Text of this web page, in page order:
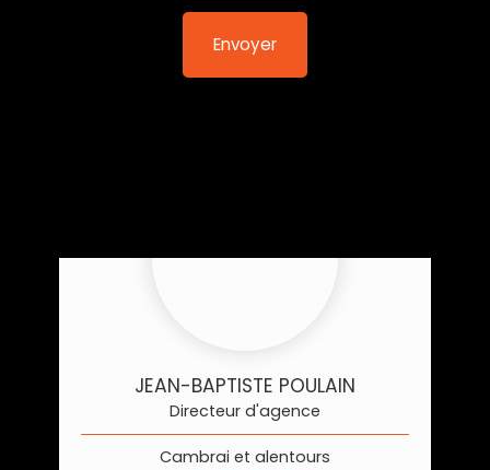
Envoyer
JEAN-BAPTISTE POULAIN
Directeur d'agence
Cambrai et alentours